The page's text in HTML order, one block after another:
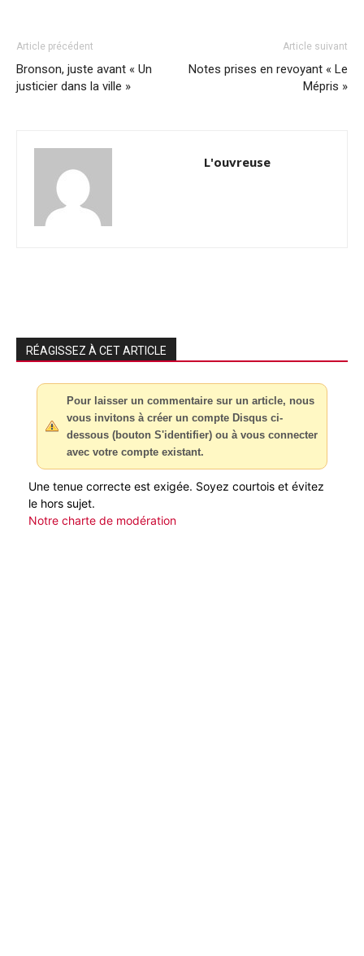
Article précédent
Bronson, juste avant « Un
justicier dans la ville »
Article suivant
Notes prises en revoyant « Le
Mépris »
L'ouvreuse
RÉAGISSEZ À CET ARTICLE
Pour laisser un commentaire sur un article, nous
vous invitons à créer un compte Disqus ci-
dessous (bouton S'identifier) ou à vous connecter
avec votre compte existant.
Une tenue correcte est exigée. Soyez courtois et évitez
le hors sujet.
Notre charte de modération